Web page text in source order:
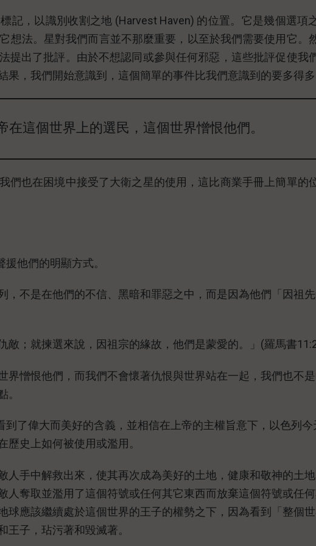
記，以識別收割之地 (Harvest Haven) 的位置。它是幾個選項
想法。星對我們而言並不那麼重要，以至於我們需要使用它。
提出了批評。由於不想認同或參與任何邪惡，這些批評促使我
果，我們開始意識到，這個簡單的事件比我們意識到的要多得多
在這個世界上的選民，這個世界憎恨他們。
們也在困境中接受了大衛之星的使用，這比商業手冊上簡單的
他們的明顯方式。
，不是在他們的不信、黑暗和罪惡之中，而是因為他們「因祖
敵；就揀選來說，因祖宗的緣故，他們是蒙愛的。」(羅馬書
界憎恨他們，而我們不會懷著仇恨與世界站在一起，我們也不
。
了偉大而美好的含義，並相信在上帝的主權旨意下，以色列今
史上如何被使用或濫用。
人手中解救出來，使其再次成為美好的土地，健康和敬神的土
人奪取並濫用了這個符號或任何其它東西而放棄這個符號或任
球應該繼續處於這個世界的王子的權勢之下，因為看到「整個
子，玷污著和毀滅著。